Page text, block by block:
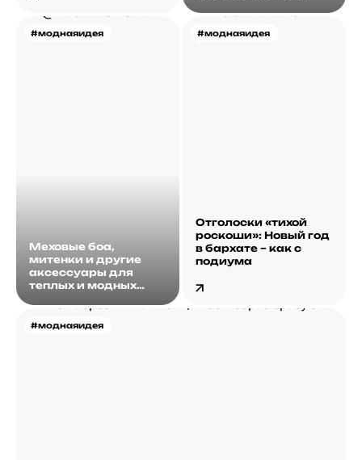
#моднаяидея
Меховые боа,
митенки и другие
аксессуары для
теплых и модных
#моднаяидея
#моднаяидея
Отголоски «тихой
роскоши»: Новый год
в бархате – как с
подиума